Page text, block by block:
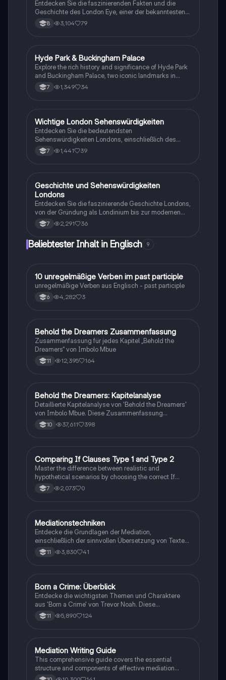
Entdecken Sie die faszinierenden Fakten und die
Geschichte des London Eye, einer der bekanntesten
Touristenattraktionen Großbritanniens. Diese
Präsentation behandelt die Konstruktion, die Nutzung
Studierende der Ingenieurwissenschaften und der
modernen britischen Kultur.
8 3,104 79
Englisch
Hyde Park & Buckingham Palace
Explore the rich history and significance of Hyde Park
and Buckingham Palace, two iconic landmarks in
London. This summary covers the origins of Hyde
Park as a royal park and the architectural evolution of
history and monarchy.
7 1,349 34
Englisch
Wichtige London Sehenswürdigkeiten
Entdecken Sie die bedeutendsten
Sehenswürdigkeiten Londons, einschließlich des
London Eye, dem höchsten Riesenrad Europas, und
der ikonischen Tower Bridge. Diese
Wahrzeichen. Ideal für Touristen und Studierende, die
mehr über Londons Architektur und Kultur erfahren
möchten.
7 1,441 39
Englisch
Geschichte und Sehenswürdigkeiten
Londons
Entdecken Sie die faszinierende Geschichte Londons,
von der Gründung als Londinium bis zur modernen
Metropole. Erfahren Sie mehr über die bedeutenden
Sehenswürdigkeiten wie den Buckingham Palace, das
Zusammenfassung bietet einen Überblick über die
Jahrhunderte.
7 2,291 36
Beliebtester Inhalt in Englisch 9
1 Englisch
10 unregelmäßige Verben im past participle
unregelmäßige Verben aus Englisch - past participle
6 4,282 3
Englisch
Behold the Dreamers Zusammenfassung
Zusammenfassung für jedes Kapitel „Behold the
Dreamers“ von Imbolo Mbue
11 12,395 164
Englisch
Behold the Dreamers: Kapitelanalyse
Detaillierte Kapitelanalyse von 'Behold the Dreamers'
von Imbolo Mbue. Diese Zusammenfassung
behandelt zentrale Themen wie den nigerianischen
Traum, gesellschaftliche Kontexte und die
Romans auseinandersetzen möchten.
10 37,611 398
CEnglisch
Comparing If Clauses Type 1 and Type 2
Master the difference between realistic and
hypothetical scenarios by choosing the correct If
Clause type.
7 2,073 0
Englisch
Mediationstechniken
Entdecke die Grundlagen der Mediation,
einschließlich der sinnvollen Übersetzung von Texten
in verschiedene Formate wie E-Mails und
Konversationen. Lerne, wie du relevante Informationen
Schreiben von E-Mails.
11 3,830 41
Englisch
Born a Crime: Überblick
Entdecke die wichtigsten Themen und Charaktere
aus 'Born a Crime' von Trevor Noah. Diese
Zusammenfassung bietet einen tiefen Einblick in die
Erlebnisse während der Apartheid und die
Studierende, die sich mit Rassentrennung und
persönlichen Geschichten auseinandersetzen
möchten.
11 5,890 124
Englisch
Mediation Writing Guide
This comprehensive guide covers the essential
structure and components of effective mediation
writing, including greetings, introductions, main parts,